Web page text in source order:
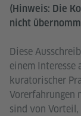
(Hinweis: Die
nicht
Diese
einem Interesse
kuratorischer
Vorerfahrungen
sind von